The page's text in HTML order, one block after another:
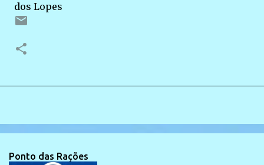
dos Lopes
Ponto das Rações